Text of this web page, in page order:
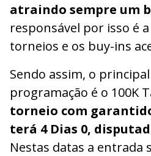
atraindo sempre um
responsável por isso é
torneios e os buy-ins
Sendo assim, o
programação é o 100K
torneio com garantido
terá 4 Dias 0,
Nestas datas a entrada